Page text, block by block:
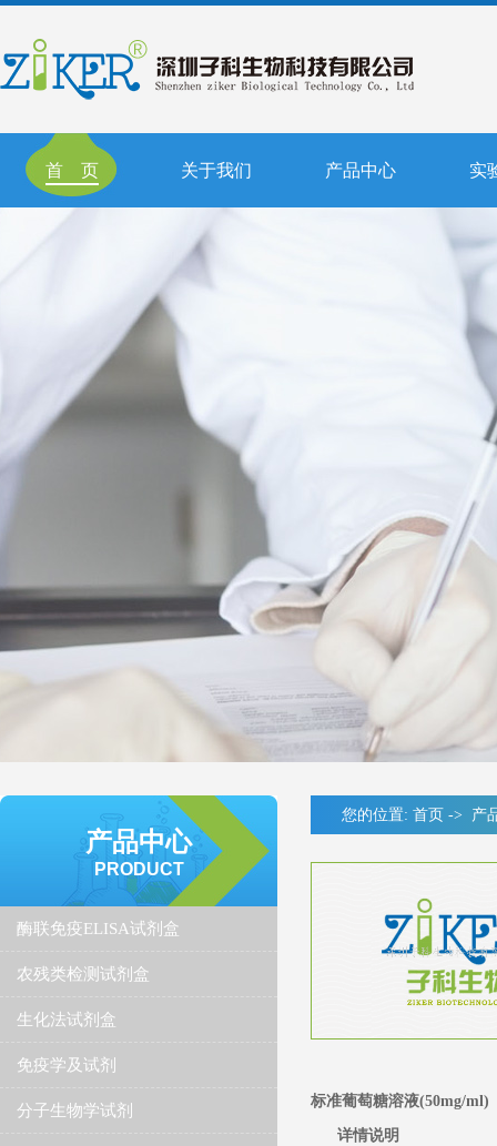
首 页 关于我们 产品中心 实
产品中心
PRODUCT
酶联免疫ELISA试剂盒
农残类检测试剂盒
生化法试剂盒
免疫学及试剂
分子生物学试剂
您的位置: 首页 -> 产
标准葡萄糖溶液(50mg/ml)
详情说明